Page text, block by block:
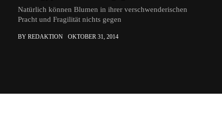
Natürlich können Blumen in ihrer verschwenderischen
Pracht und Fragilität nichts gegen
BY REDAKTION OKTOBER 31, 2014